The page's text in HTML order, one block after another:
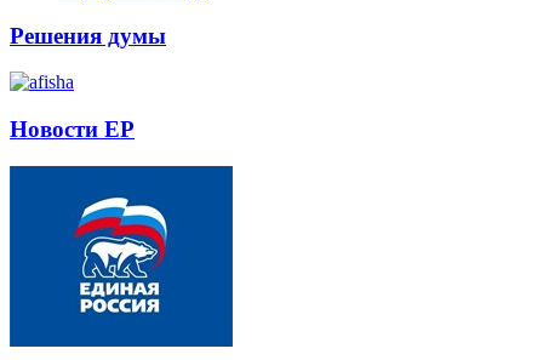
Решения думы
Новости ЕР